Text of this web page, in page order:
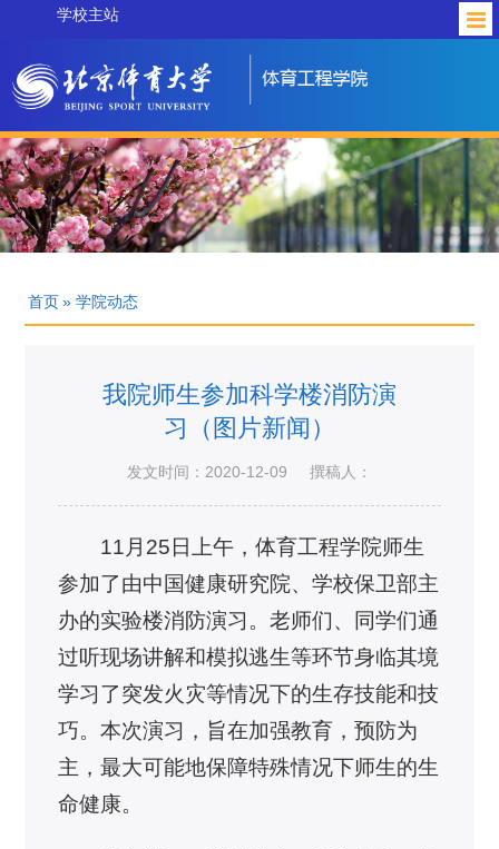
学校主站
首页 » 学院动态
我院师生参加科学楼消防演
习（图片新闻）
发文时间：2020-12-09 撰稿人：
11月25日上午，体育工程学院师生
参加了由中国健康研究院、学校保卫部主
办的实验楼消防演习。老师们、同学们通
过听现场讲解和模拟逃生等环节身临其境
学习了突发火灾等情况下的生存技能和技
巧。本次演习，旨在加强教育，预防为
主，最大可能地保障特殊情况下师生的生
命健康。